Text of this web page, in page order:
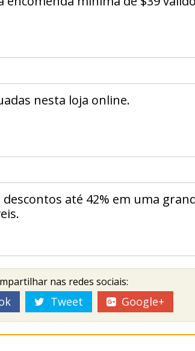
mínima de $39 válido
nesta loja online.
descontos até 42% em uma
nas redes sociais:
Tweet Google+